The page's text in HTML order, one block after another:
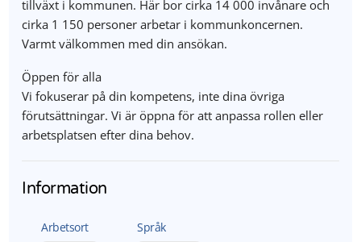
tillväxt i kommunen. Här bor cirka 14 000 invånare och
cirka 1 150 personer arbetar i kommunkoncernen.
Varmt välkommen med din ansökan.
Öppen för alla
Vi fokuserar på din kompetens, inte dina övriga
förutsättningar. Vi är öppna för att anpassa rollen eller
arbetsplatsen efter dina behov.
Information
Arbetsort
Språk